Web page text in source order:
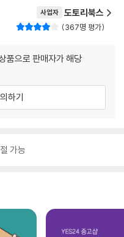
사업자 도토리북스
367명 평가
품으로 판매자가 해당
하기
가능